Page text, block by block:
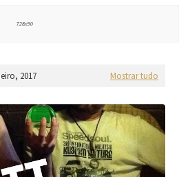
2017 Mostrar tudo